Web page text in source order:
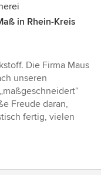
in Rhein-Kreis
Die Firma Maus
unseren
Freude daran,
fertig, vielen